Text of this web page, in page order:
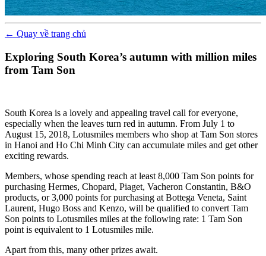
← Quay về trang chủ
Exploring South Korea’s autumn with million miles
from Tam Son
South Korea is a lovely and appealing travel call for everyone,
especially when the leaves turn red in autumn. From July 1 to
August 15, 2018, Lotusmiles members who shop at Tam Son stores
in Hanoi and Ho Chi Minh City can accumulate miles and get other
exciting rewards.
Members, whose spending reach at least 8,000 Tam Son points for
purchasing Hermes, Chopard, Piaget, Vacheron Constantin, B&O
products, or 3,000 points for purchasing at Bottega Veneta, Saint
Laurent, Hugo Boss and Kenzo, will be qualified to convert Tam
Son points to Lotusmiles miles at the following rate: 1 Tam Son
point is equivalent to 1 Lotusmiles mile.
Apart from this, many other prizes await.